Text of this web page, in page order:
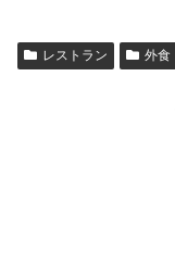
レストラン 外食